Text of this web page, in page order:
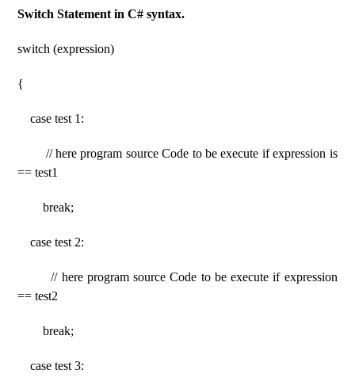
Switch Statement in C# syntax.
switch (expression)
{
case test 1:
// here program source Code to be execute if expression is
== test1
break;
case test 2:
// here program source Code to be execute if expression
== test2
break;
case test 3: